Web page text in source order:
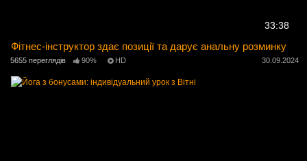
33:38
Фітнес-інструктор здає позиції та дарує анальну розминку
5655 переглядів 90% HD 30.09.2024